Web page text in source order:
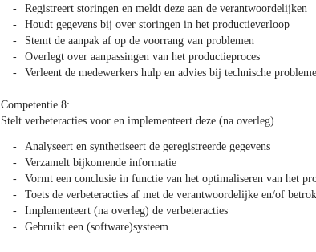
Registreert storingen en meldt deze aan de verantwoordelijken
Houdt gegevens bij over storingen in het productieverloop
Stemt de aanpak af op de voorrang van problemen
Overlegt over aanpassingen van het productieproces
Verleent de medewerkers hulp en advies bij technische
Competentie 8:
Stelt verbeteracties voor en implementeert deze (na overleg)
Analyseert en synthetiseert de geregistreerde gegevens
Verzamelt bijkomende informatie
Vormt een conclusie in functie van het optimaliseren van het
Toets de verbeteracties af met de verantwoordelijke en/of
Implementeert (na overleg) de verbeteracties
Gebruikt een (software)systeem